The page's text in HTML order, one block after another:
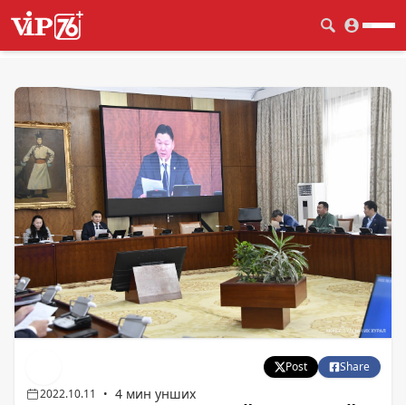
Post
Share
2022.10.11
• 4 мин унших